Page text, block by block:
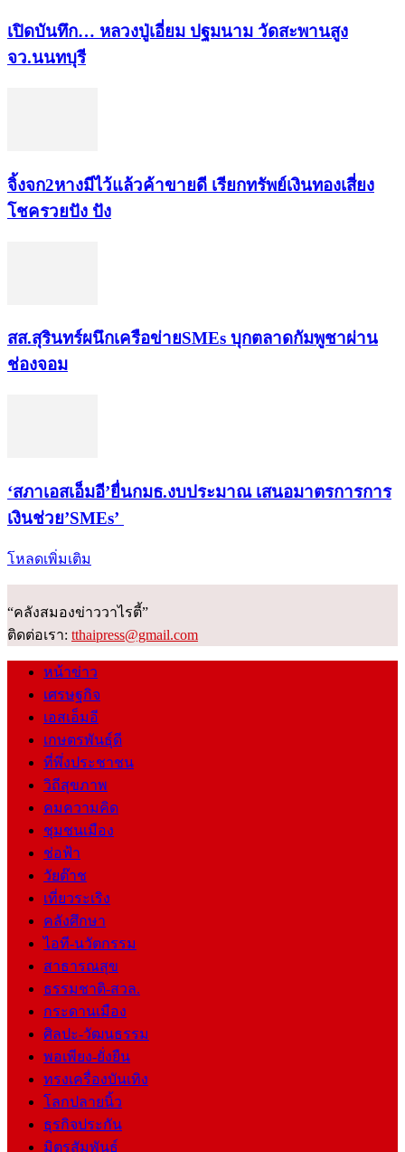
เปิดบันทึก… หลวงปู่เอี่ยม ​ปฐม​นาม​ วัดสะพานสูง​
จว.นนทบุรี
จิ้งจก​2​หาง​มีไว้แล้ว​ค้าขาย​ดี​ เรียก​ทรัพย์เงินทอง​เสี่ยง
โชค​รวยปัง​ ปัง​
สส.สุรินทร์ผนึกเครือข่ายSMEs บุกตลาดกัมพูชาผ่าน
ช่องจอม
‘สภาเอสเอ็มอี’ยื่นกมธ.งบประมาณ เสนอมาตรการการ
เงินช่วย’SMEs’
โหลดเพิ่มเติม
“คลังสมองข่าววาไรตี้”
ติดต่อเรา: tthaipress@gmail.com
หน้าข่าว
เศรษฐกิจ
เอสเอ็มอี
เกษตรพันธุ์ดี
ที่พึ่งประชาชน
วิถีสุขภาพ
คมความคิด
ชุมชนเมือง
ช่อฟ้า
วัยต๊าช
เที่ยวระเริง
คลังศึกษา
ไอที-นวัตกรรม
สาธารณสุข
ธรรมชาติ-สวล.
กระดานเมือง
ศิลปะ-วัฒนธรรม
พอเพียง-ยั่งยืน
ทรงเครื่องบันเทิง
โลกปลายนิ้ว
ธุรกิจประกัน
มิตรสัมพันธ์